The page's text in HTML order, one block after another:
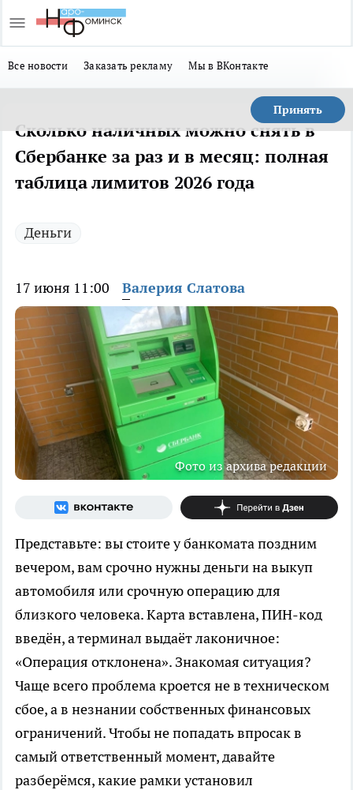
Все новости Заказать рекламу Мы в ВКонтакте
Принять
Сколько наличных можно снять в
Сбербанке за раз и в месяц: полная
таблица лимитов 2026 года
Деньги
17 июня 11:00 Валерия Слатова
Фото из архива редакции
Представьте: вы стоите у банкомата поздним
вечером, вам срочно нужны деньги на выкуп
автомобиля или срочную операцию для
близкого человека. Карта вставлена, ПИН-код
введён, а терминал выдаёт лаконичное:
«Операция отклонена». Знакомая ситуация?
Чаще всего проблема кроется не в техническом
сбое, а в незнании собственных финансовых
ограничений. Чтобы не попадать впросак в
самый ответственный момент, давайте
разберёмся, какие рамки установил